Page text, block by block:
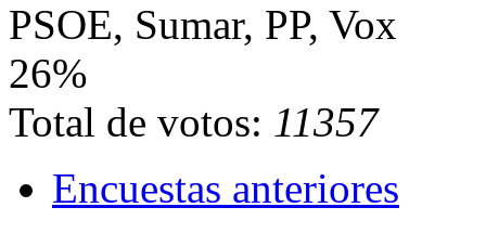
PSOE, Sumar, PP, Vox
26%
Total de votos: 11357
Encuestas anteriores